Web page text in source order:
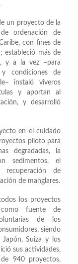
un proyecto de la
ordenación de
con fines de
estableció más de
y a la vez –para
condiciones de
instaló viveros
y aportan al
y desarrolló
en el cuidado
piloto para
degradadas, la
sedimentos, el
recuperación de
de manglares.
los proyectos
fuente de
de los
siendo
Japón, Suiza y los
sus actividades,
940 proyectos,